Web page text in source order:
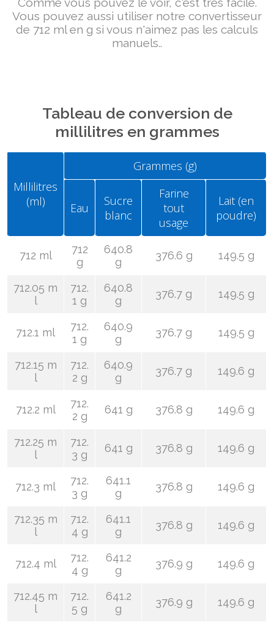
Vous pouvez aussi utiliser notre convertisseur
de 712 ml en g si vous n'aimez pas les calculs
manuels..
Tableau de conversion de
millilitres en grammes
Millilitres
(ml)
Grammes (g)
Eau
Sucre
blanc
Farine
tout
usage
Lait (en
poudre)
712 ml
712
g
640.8
g
376.6 g 149.5 g
712.05 m
l
712.
1 g
640.8
g
376.7 g 149.5 g
712.1 ml
712.
1 g
640.9
g
376.7 g 149.5 g
712.15 m
l
712.
2 g
640.9
g
376.7 g 149.6 g
712.2 ml
712.
2 g
641 g 376.8 g 149.6 g
712.25 m
l
712.
3 g
641 g 376.8 g 149.6 g
712.3 ml
712.
3 g
641.1
g
376.8 g 149.6 g
712.35 m
l
712.
4 g
641.1
g
376.8 g 149.6 g
712.4 ml
712.
4 g
641.2
g
376.9 g 149.6 g
712.45 m
l
712.
5 g
641.2
g
376.9 g 149.6 g